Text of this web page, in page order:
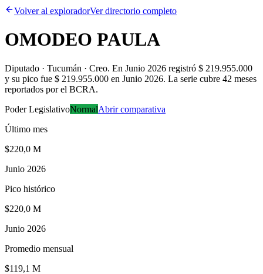
Volver al exploradorVer directorio completo
OMODEO PAULA
Diputado · Tucumán · Creo. En Junio 2026 registró $ 219.955.000
y su pico fue $ 219.955.000 en Junio 2026. La serie cubre 42 meses
reportados por el BCRA.
Poder LegislativoNormalAbrir comparativa
Último mes
$220,0 M
Junio 2026
Pico histórico
$220,0 M
Junio 2026
Promedio mensual
$119,1 M